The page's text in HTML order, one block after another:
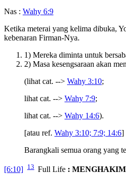
Nas : Wahy 6:9
Ketika meterai yang kelima dibuka,
kebenaran Firman-Nya.
1) Mereka diminta untuk
2) Masa kesengsaraan akan
(lihat cat. --> Wahy 3:10;
lihat cat. --> Wahy 7:9;
lihat cat. --> Wahy 14:6).
[atau ref. Wahy 3:10; 7:9; 14:6]
Barangkali semua orang yang
[6:10] 13 Full Life :